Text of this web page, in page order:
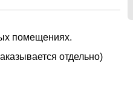
помещениях.
отдельно)